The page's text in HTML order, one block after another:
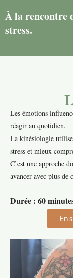
À la rencontre
stress.
Les émotions
réagir au quotidien.
La kinésiologie
stress et mieux
C’est une approche
avancer avec plus de
Durée : 60
En